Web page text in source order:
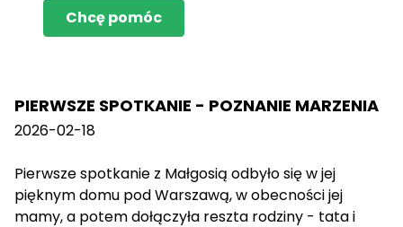
Chcę pomóc
PIERWSZE SPOTKANIE - POZNANIE MARZENIA
2026-02-18
Pierwsze spotkanie z Małgosią odbyło się w jej
pięknym domu pod Warszawą, w obecności jej
mamy, a potem dołączyła reszta rodziny - tata i